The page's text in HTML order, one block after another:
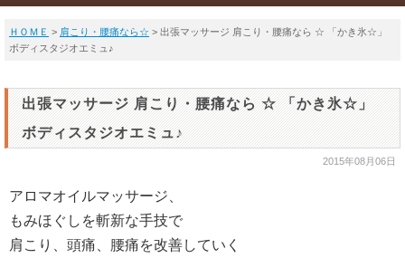
ＨＯＭＥ > 肩こり・腰痛なら☆ > 出張マッサージ 肩こり・腰痛なら ☆ 「かき氷☆」
ボディスタジオエミュ♪
出張マッサージ 肩こり・腰痛なら ☆ 「かき氷☆」
ボディスタジオエミュ♪
2015年08月06日
アロマオイルマッサージ、
もみほぐしを斬新な手技で
肩こり、頭痛、腰痛を改善していく